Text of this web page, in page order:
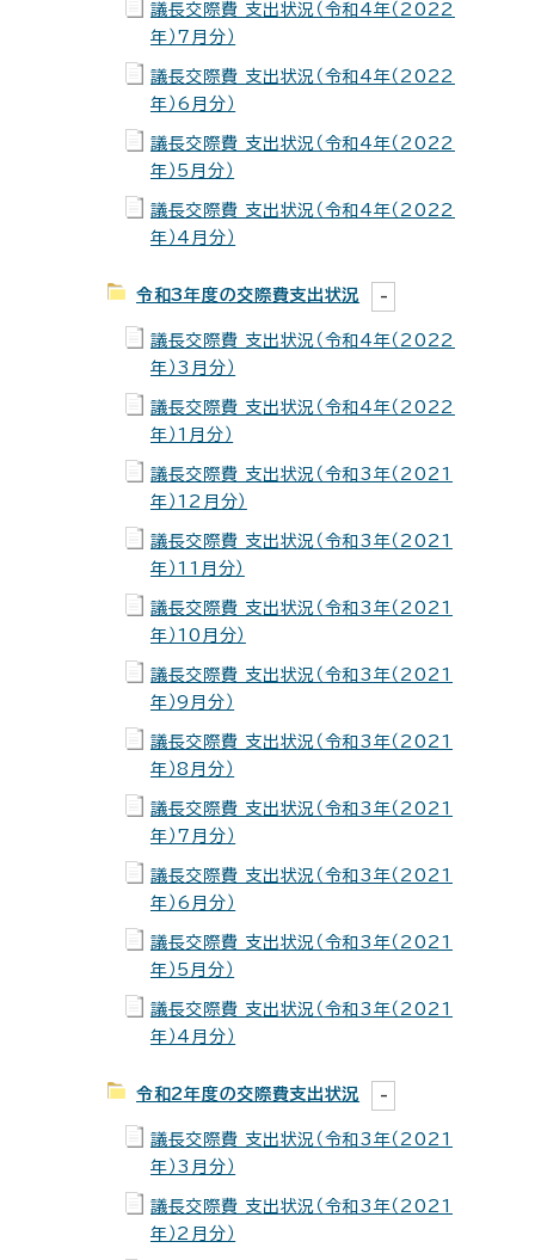
議長交際費 支出状況（令和4年（2022
年）7月分）
議長交際費 支出状況（令和4年（2022
年）6月分）
議長交際費 支出状況（令和4年（2022
年）5月分）
議長交際費 支出状況（令和4年（2022
年）4月分）
令和3年度の交際費支出状況
議長交際費 支出状況（令和4年（2022
年）3月分）
議長交際費 支出状況（令和4年（2022
年）1月分）
議長交際費 支出状況（令和3年（2021
年）12月分）
議長交際費 支出状況（令和3年（2021
年）11月分）
議長交際費 支出状況（令和3年（2021
年）10月分）
議長交際費 支出状況（令和3年（2021
年）9月分）
議長交際費 支出状況（令和3年（2021
年）8月分）
議長交際費 支出状況（令和3年（2021
年）7月分）
議長交際費 支出状況（令和3年（2021
年）6月分）
議長交際費 支出状況（令和3年（2021
年）5月分）
議長交際費 支出状況（令和3年（2021
年）4月分）
令和2年度の交際費支出状況
議長交際費 支出状況（令和3年（2021
年）3月分）
議長交際費 支出状況（令和3年（2021
年）2月分）